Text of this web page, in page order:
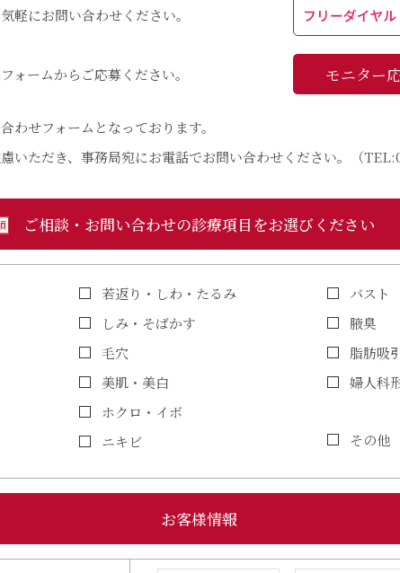
軽にお問い合わせください。
ォームからご応募ください。 モニター
せフォームとなっております。
いただき、事務局宛にお電話でお問い合わせください。（TEL:
ご相談・お問い合わせの診療項目をお選びください
若返り・しわ・たるみ
しみ・そばかす
毛穴
美肌・美白
ホクロ・イボ
ニキビ
バスト
腋臭
脂肪吸
婦人科
その他
お客様情報